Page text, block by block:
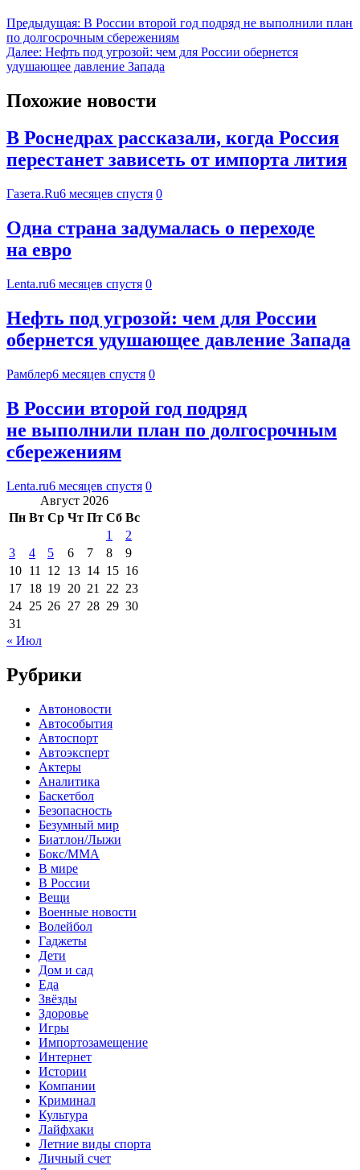
Предыдущая: В России второй год подряд не выполнили план
по долгосрочным сбережениям
Далее: Нефть под угрозой: чем для России обернется
удушающее давление Запада
Похожие новости
В Роснедрах рассказали, когда Россия
перестанет зависеть от импорта лития
Газета.Ru6 месяцев спустя 0
Одна страна задумалась о переходе
на евро
Lenta.ru6 месяцев спустя 0
Нефть под угрозой: чем для России
обернется удушающее давление Запада
Рамблер6 месяцев спустя 0
В России второй год подряд
не выполнили план по долгосрочным
сбережениям
Lenta.ru6 месяцев спустя 0
Август 2026
Пн Вт Ср Чт Пт Сб Вс
1
2
3
4 5 6 7 8
9
10 11 12 13 14 15 16
17 18 19 20 21 22 23
24 25 26 27 28 29 30
31
« Июл
Рубрики
Автоновости
Автособытия
Автоспорт
Автоэксперт
Актеры
Аналитика
Баскетбол
Безопасность
Безумный мир
Биатлон/Лыжи
Бокс/MMA
В мире
В России
Вещи
Военные новости
Волейбол
Гаджеты
Дети
Дом и сад
Еда
Звёзды
Здоровье
Игры
Импортозамещение
Интернет
Истории
Компании
Криминал
Культура
Лайфхаки
Летние виды спорта
Личный счет